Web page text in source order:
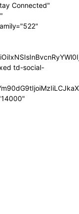
Connected"
td-social-